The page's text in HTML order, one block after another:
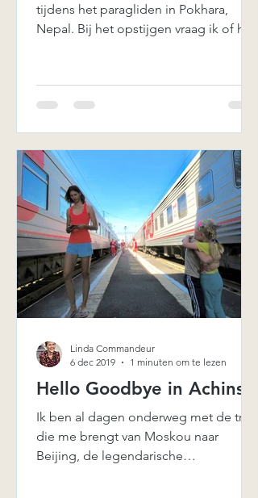
tijdens het paragliden in Pokhara,
Nepal. Bij het opstijgen vraag ik of hij
Hello Goodbye in Achinsk
Ik ben al dagen onderweg met de trein
die me brengt van Moskou naar
Beijing, de legendarische
Linda Commandeur
6 dec 2019
1 minuten om te lezen